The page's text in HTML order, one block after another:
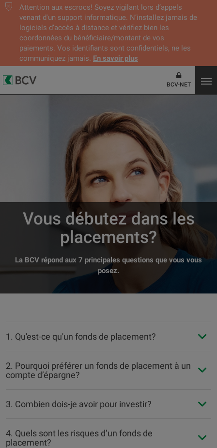
Attention aux escrocs! Soyez vigilant lors d’appels
venant d'un support informatique. N’installez jamais de
logiciels d’accès à distance et vérifiez bien les
coordonnées du bénéficiaire/montant de vos
paiements. Vos identifiants sont confidentiels, ne les
communiquez jamais. En savoir plus
BCV-NET
Vous débutez dans les
placements?
La BCV répond aux 7 principales questions que vous vous
posez.
1. Qu'est-ce qu'un fonds de placement?
2. Pourquoi préférer un fonds de placement à un
compte d’épargne?
3. Combien dois-je avoir pour investir?
4. Quels sont les risques d’un fonds de
placement?